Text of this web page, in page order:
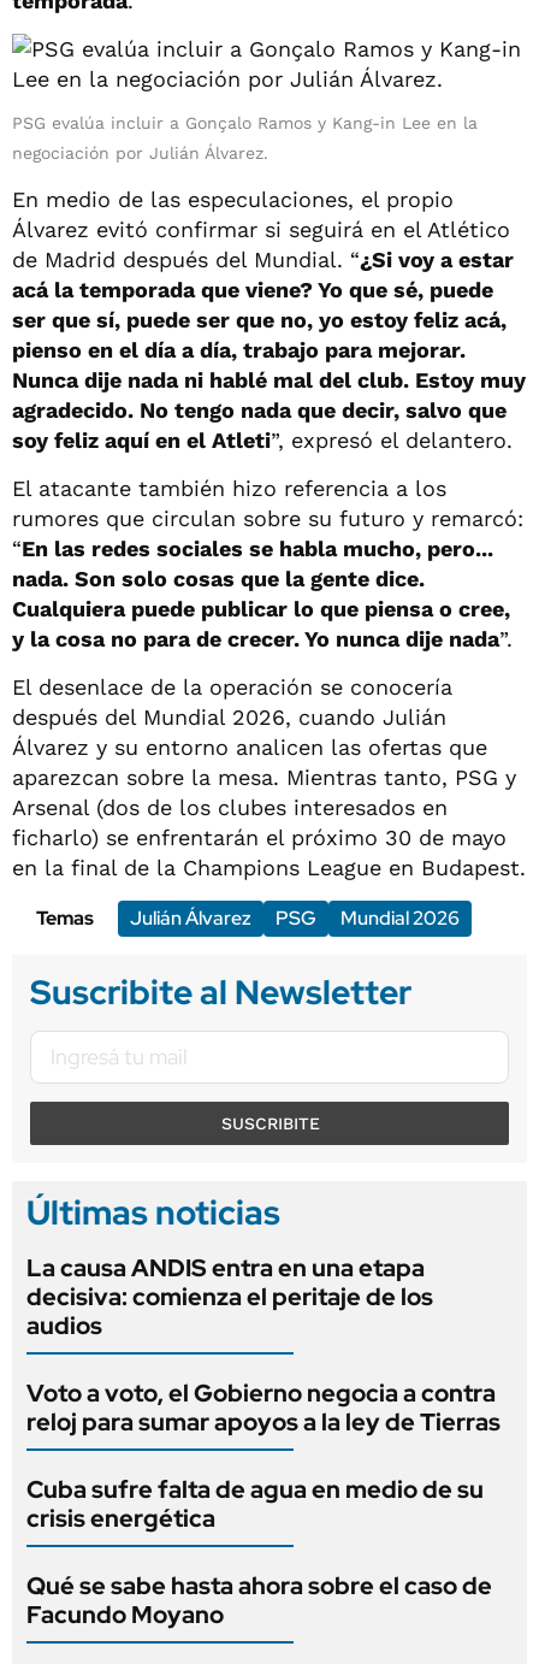
PSG evalúa incluir a Gonçalo Ramos y Kang-in Lee en la
negociación por Julián Álvarez.
En medio de las especulaciones, el propio
Álvarez evitó confirmar si seguirá en el Atlético
de Madrid después del Mundial. “¿Si voy a estar
acá la temporada que viene? Yo que sé, puede
ser que sí, puede ser que no, yo estoy feliz acá,
pienso en el día a día, trabajo para mejorar.
Nunca dije nada ni hablé mal del club. Estoy muy
agradecido. No tengo nada que decir, salvo que
soy feliz aquí en el Atleti”, expresó el delantero.
El atacante también hizo referencia a los
rumores que circulan sobre su futuro y remarcó:
“En las redes sociales se habla mucho, pero...
nada. Son solo cosas que la gente dice.
Cualquiera puede publicar lo que piensa o cree,
y la cosa no para de crecer. Yo nunca dije nada”.
El desenlace de la operación se conocería
después del Mundial 2026, cuando Julián
Álvarez y su entorno analicen las ofertas que
aparezcan sobre la mesa. Mientras tanto, PSG y
Arsenal (dos de los clubes interesados en
ficharlo) se enfrentarán el próximo 30 de mayo
en la final de la Champions League en Budapest.
Temas
Julián Álvarez PSG Mundial 2026
Suscribite al Newsletter
SUSCRIBITE
Últimas noticias
La causa ANDIS entra en una etapa
decisiva: comienza el peritaje de los
audios
Voto a voto, el Gobierno negocia a contra
reloj para sumar apoyos a la ley de Tierras
Cuba sufre falta de agua en medio de su
crisis energética
Qué se sabe hasta ahora sobre el caso de
Facundo Moyano